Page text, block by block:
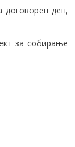
договорен ден,
за собирање